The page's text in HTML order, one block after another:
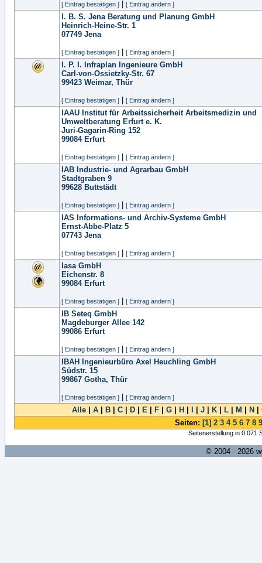
[ Eintrag bestätigen ] [ Eintrag ändern ]
I. B. S. Jena Beratung und Planung GmbH
Heinrich-Heine-Str. 1
07749 Jena
[ Eintrag bestätigen ] [ Eintrag ändern ]
I. P. I. Infraplan Ingenieure GmbH
Carl-von-Ossietzky-Str. 67
99423 Weimar, Thür
[ Eintrag bestätigen ] [ Eintrag ändern ]
IAAU Institut für Arbeitssicherheit Arbeitsmedizin und
Umweltberatung Erfurt e. K.
Juri-Gagarin-Ring 152
99084 Erfurt
[ Eintrag bestätigen ] [ Eintrag ändern ]
IAB Industrie- und Agrarbau GmbH
Stadtgraben 9
99628 Buttstädt
[ Eintrag bestätigen ] [ Eintrag ändern ]
IAS Informations- und Archiv-Systeme GmbH
Ernst-Abbe-Platz 5
07743 Jena
[ Eintrag bestätigen ] [ Eintrag ändern ]
Iasa GmbH
Eichenstr. 8
99084 Erfurt
[ Eintrag bestätigen ] [ Eintrag ändern ]
IB Seteq GmbH
Magdeburger Allee 142
99086 Erfurt
[ Eintrag bestätigen ] [ Eintrag ändern ]
IBAH Ingenieurbüro Axel Heuchling GmbH
Südstr. 15
99867 Gotha, Thür
[ Eintrag bestätigen ] [ Eintrag ändern ]
Alle A B C D E F G H J K L M N
Seiten: [1] 2 3 4 5 6 7 8 9
Seitenerstellung in 0.071
© 2004 - 2026